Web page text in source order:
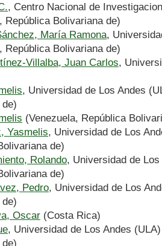
, Centro Nacional de
República Bolivariana de)
María Ramona,
República Bolivariana de)
Villalba, Juan Carlos,
, Universidad de Los Andes
de)
(Venezuela, República
Yasmelis, Universidad de Los
de)
Rolando, Universidad de
de)
Pedro, Universidad de Los
de)
Oscar (Costa Rica)
, Universidad de Los Andes
de)